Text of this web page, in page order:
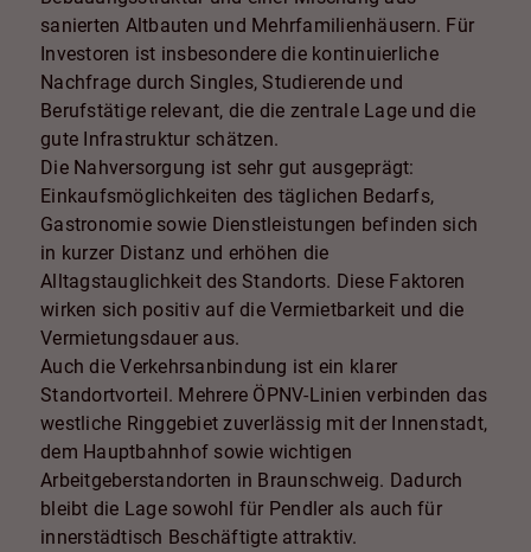
sanierten Altbauten und Mehrfamilienhäusern. Für
Investoren ist insbesondere die kontinuierliche
Nachfrage durch Singles, Studierende und
Berufstätige relevant, die die zentrale Lage und die
gute Infrastruktur schätzen.
Die Nahversorgung ist sehr gut ausgeprägt:
Einkaufsmöglichkeiten des täglichen Bedarfs,
Gastronomie sowie Dienstleistungen befinden sich
in kurzer Distanz und erhöhen die
Alltagstauglichkeit des Standorts. Diese Faktoren
wirken sich positiv auf die Vermietbarkeit und die
Vermietungsdauer aus.
Auch die Verkehrsanbindung ist ein klarer
Standortvorteil. Mehrere ÖPNV-Linien verbinden das
westliche Ringgebiet zuverlässig mit der Innenstadt,
dem Hauptbahnhof sowie wichtigen
Arbeitgeberstandorten in Braunschweig. Dadurch
bleibt die Lage sowohl für Pendler als auch für
innerstädtisch Beschäftigte attraktiv.